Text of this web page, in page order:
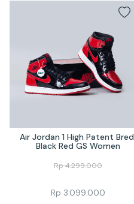
Air Jordan 1 High Patent Bred
Black Red GS Women
Rp4.299.000
Rp 3.099.000